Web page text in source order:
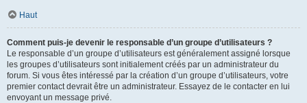
Haut
Comment puis-je devenir le responsable d’un groupe d’utilisateurs ?
Le responsable d’un groupe d’utilisateurs est généralement assigné lorsque
les groupes d’utilisateurs sont initialement créés par un administrateur du
forum. Si vous êtes intéressé par la création d’un groupe d’utilisateurs, votre
premier contact devrait être un administrateur. Essayez de le contacter en lui
envoyant un message privé.